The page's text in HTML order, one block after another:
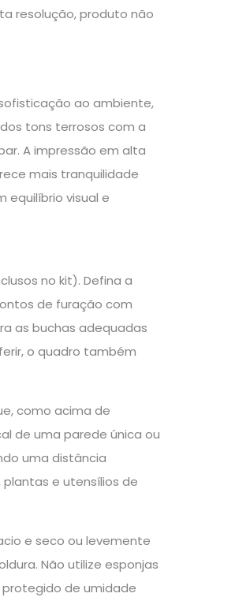
resolução, produto não
ao ambiente,
tons terrosos com a
A impressão em alta
mais tranquilidade
equilíbrio visual e
no kit). Defina a
de furação com
as buchas adequadas
o quadro também
como acima de
de uma parede única ou
uma distância
e utensílios de
e seco ou levemente
Não utilize esponjas
protegido de umidade